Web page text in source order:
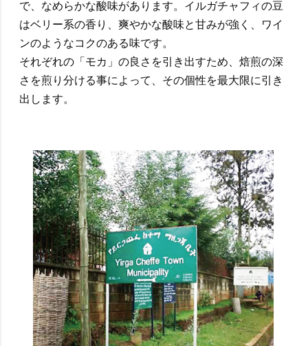
で、なめらかな酸味があります。イルガチャフィの豆
はベリー系の香り、爽やかな酸味と甘みが強く、ワイ
ンのようなコクのある味です。
それぞれの「モカ」の良さを引き出すため、焙煎の深
さを煎り分ける事によって、その個性を最大限に引き
出します。